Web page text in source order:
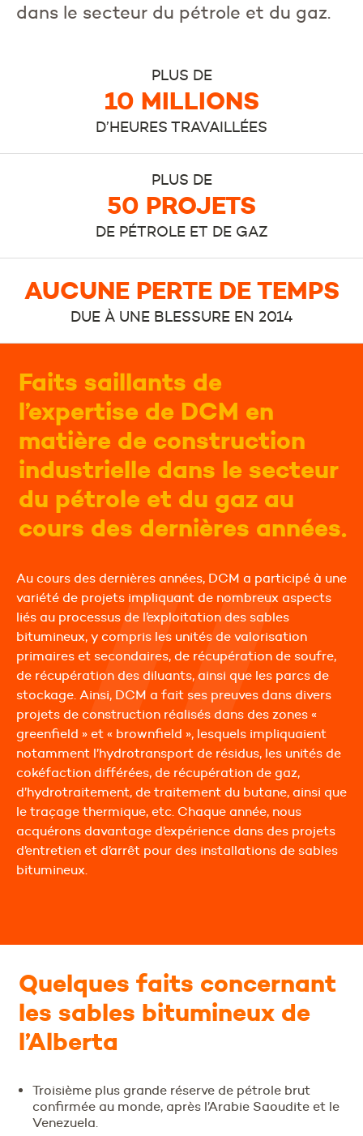
dans le secteur du pétrole et du gaz.
PLUS DE
10 MILLIONS
D’HEURES TRAVAILLÉES
PLUS DE
50 PROJETS
DE PÉTROLE ET DE GAZ
AUCUNE PERTE DE TEMPS
DUE À UNE BLESSURE EN 2014
Faits saillants de
l’expertise de DCM en
matière de construction
industrielle dans le secteur
du pétrole et du gaz au
cours des dernières années.
Au cours des dernières années, DCM a participé à une
variété de projets impliquant de nombreux aspects
liés au processus de l’exploitation des sables
bitumineux, y compris les unités de valorisation
primaires et secondaires, de récupération de soufre,
de récupération des diluants, ainsi que les parcs de
stockage. Ainsi, DCM a fait ses preuves dans divers
projets de construction réalisés dans des zones «
greenfield » et « brownfield », lesquels impliquaient
notamment l’hydrotransport de résidus, les unités de
cokéfaction différées, de récupération de gaz,
d’hydrotraitement, de traitement du butane, ainsi que
le traçage thermique, etc. Chaque année, nous
acquérons davantage d’expérience dans des projets
d’entretien et d’arrêt pour des installations de sables
bitumineux.
Quelques faits concernant
les sables bitumineux de
l’Alberta
Troisième plus grande réserve de pétrole brut
confirmée au monde, après l’Arabie Saoudite et le
Venezuela.